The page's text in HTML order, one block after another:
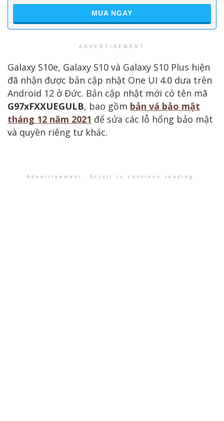
MUA NGAY
ADVERTISEMENT
Galaxy S10e, Galaxy S10 và Galaxy S10 Plus hiện
đã nhận được bản cập nhật One UI 4.0 dưa trên
Android 12 ở Đức. Bản cập nhật mới có tên mã
G97xFXXUEGULB, bao gồm bản vá bảo mật
tháng 12 năm 2021 để sửa các lỗ hổng bảo mật
và quyền riêng tư khác.
Advertisement. Scroll to continue reading.